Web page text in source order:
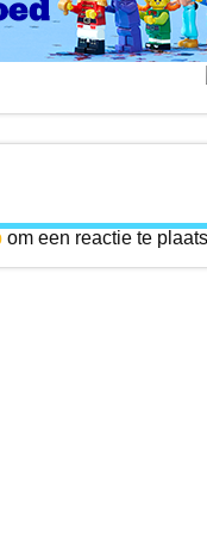
om een reactie te